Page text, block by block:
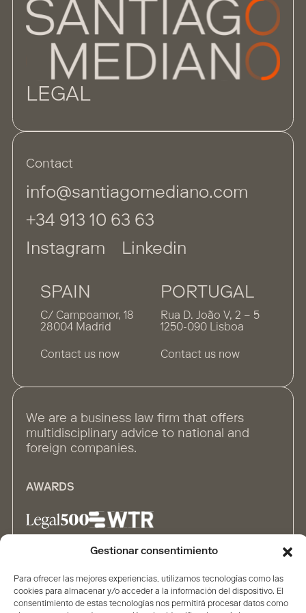
Gestionar consentimiento
Para ofrecer las mejores experiencias, utilizamos tecnologías como las
cookies para almacenar y/o acceder a la información del dispositivo. El
consentimiento de estas tecnologías nos permitirá procesar datos como
Contact
info@santiagomediano.com
+34 913 10 63 63
Instagram
Linkedin
SPAIN
C/ Campoamor, 18
28004 Madrid
Contact us now
PORTUGAL
Rua D. João V, 2 – 5
1250-090 Lisboa
Contact us now
LEGAL
We are a business law firm that offers
multidisciplinary advice to national and
foreign companies.
AWARDS